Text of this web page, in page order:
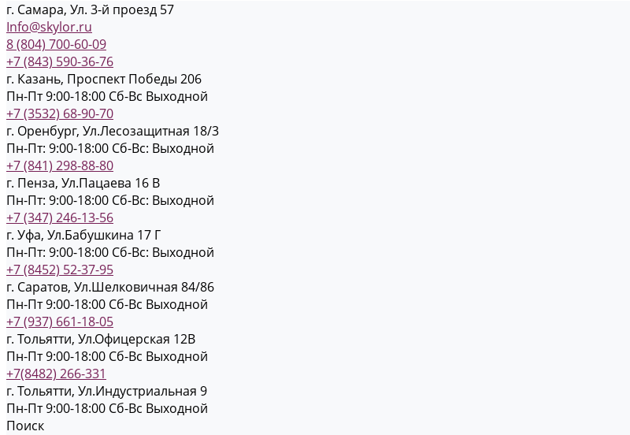
г. Самара, Ул. 3-й проезд 57
Info@skylor.ru
8 (804) 700-60-09
+7 (843) 590-36-76
г. Казань, Проспект Победы 206
Пн-Пт 9:00-18:00 Cб-Вс Выходной
+7 (3532) 68-90-70
г. Оренбург, Ул.Лесозащитная 18/3
Пн-Пт: 9:00-18:00 Cб-Вс: Выходной
+7 (841) 298-88-80
г. Пенза, Ул.Пацаева 16 В
Пн-Пт: 9:00-18:00 Cб-Вс: Выходной
+7 (347) 246-13-56
г. Уфа, Ул.Бабушкина 17 Г
Пн-Пт: 9:00-18:00 Cб-Вс: Выходной
+7 (8452) 52-37-95
г. Саратов, Ул.Шелковичная 84/86
Пн-Пт 9:00-18:00 Cб-Вс Выходной
+7 (937) 661-18-05
г. Тольятти, Ул.Офицерская 12В
Пн-Пт 9:00-18:00 Cб-Вс Выходной
+7(8482) 266-331
г. Тольятти, Ул.Индустриальная 9
Пн-Пт 9:00-18:00 Cб-Вс Выходной
Поиск